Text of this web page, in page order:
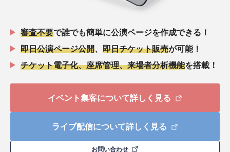
審査不要で誰でも簡単に公演ページを作成できる！
即日公演ページ公開
即日チケット販売が可能！
チケット電子化、座席管理、来場者分析機能を搭載！
イベント集客について詳しく見る
ライブ配信について詳しく見る
お問い合わせ